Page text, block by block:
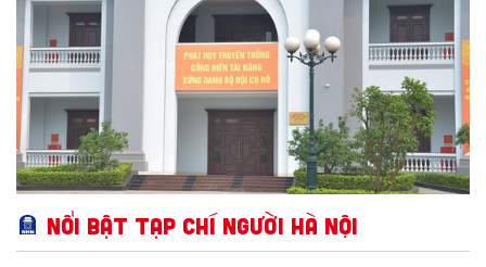
trong hệ thống các bảo tàng cấp 2 toàn quân.
Nổi bật Tạp chí Người Hà Nội